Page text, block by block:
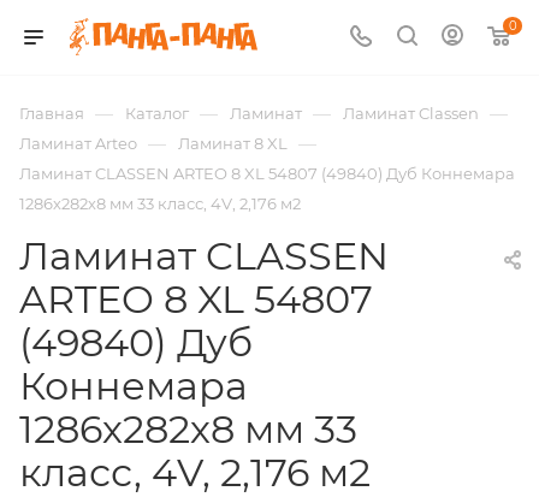
0
Главная — Каталог — Ламинат — Ламинат Classen —
Ламинат Arteo — Ламинат 8 XL —
Ламинат CLASSEN ARTEO 8 XL 54807 (49840) Дуб Коннемара
1286х282х8 мм 33 класс, 4V, 2,176 м2
Ламинат CLASSEN
ARTEO 8 XL 54807
(49840) Дуб
Коннемара
1286х282х8 мм 33
класс, 4V, 2,176 м2